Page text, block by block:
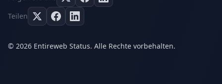
Teilen
© 2026 Entireweb Status. Alle Rechte vorbehalten.